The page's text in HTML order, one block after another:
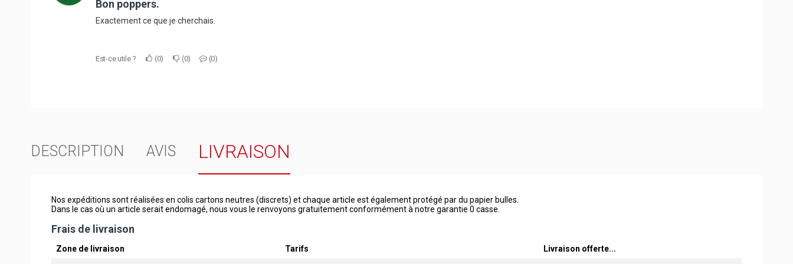
Bon poppers.
Exactement ce que je cherchais.
Est-ce utile ? 0 0 0
DESCRIPTION AVIS LIVRAISON
Nos expéditions sont réalisées en colis cartons neutres (discrets) et chaque article est également protégé par du papier bulles.
Dans le cas où un article serait endomagé, nous vous le renvoyons gratuitement conformément à notre garantie 0 casse.
Frais de livraison
Zone de livraison Tarifs
Livraison offerte...